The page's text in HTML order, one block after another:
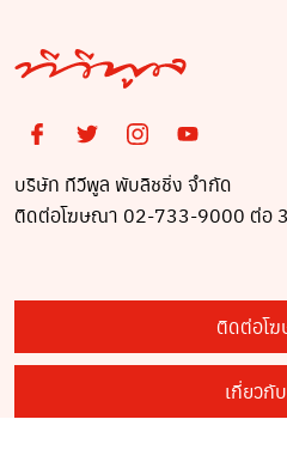
บริษัท ทีวีพูล พับลิชชิ่ง จำกัด
ติดต่อโฆษณา 02-733-9000 ต่อ
ติดต่อโ
เกี่ยวกั